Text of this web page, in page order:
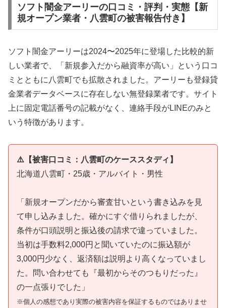
ソフト闇金アーリーの口コミ・評判・実態【新
規オープン業者・八雲町の被害報告付き】
ソフト闇金アーリーは2024〜2025年に登場した比較的新
しい業者で、「新規参入だから融資率が高い」という口コ
ミとともに八雲町でも拡散されました。アーリーも登録貸
金業者データベースに存在しない無登録業者です。サイト
上に固定電話番号の記載がなく、連絡手段がLINEのみと
いう特徴があります。
⚠️【被害口コミ：八雲町のケーススタディ】
北海道八雲町・25歳・アルバイト・男性
「新規オープンだから審査甘いという書き込みを見
て申し込みました。確かにすぐ借りられましたが、
条件が口頭説明と振込後の請求で違っていました。
当初は手数料2,000円と聞いていたのに振込額が
3,000円少なく、返済額は説明より高くなっていまし
た。問い合わせても『最初からそのつもりだった』
の一点張りでした」
※個人の感想であり実際の被害内容を保証するものではありませ